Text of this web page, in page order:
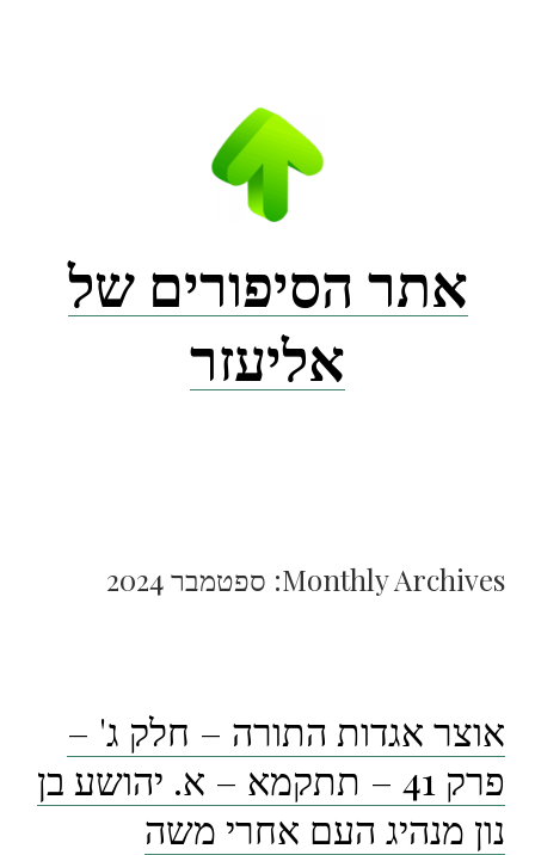
אתר הסיפורים של
אליעזר
Monthly Archives: ספטמבר 2024
אוצר אגדות התורה – חלק ג' –
פרק 41 – תתקמא – א. יהושע בן
נון מנהיג העם אחרי משה